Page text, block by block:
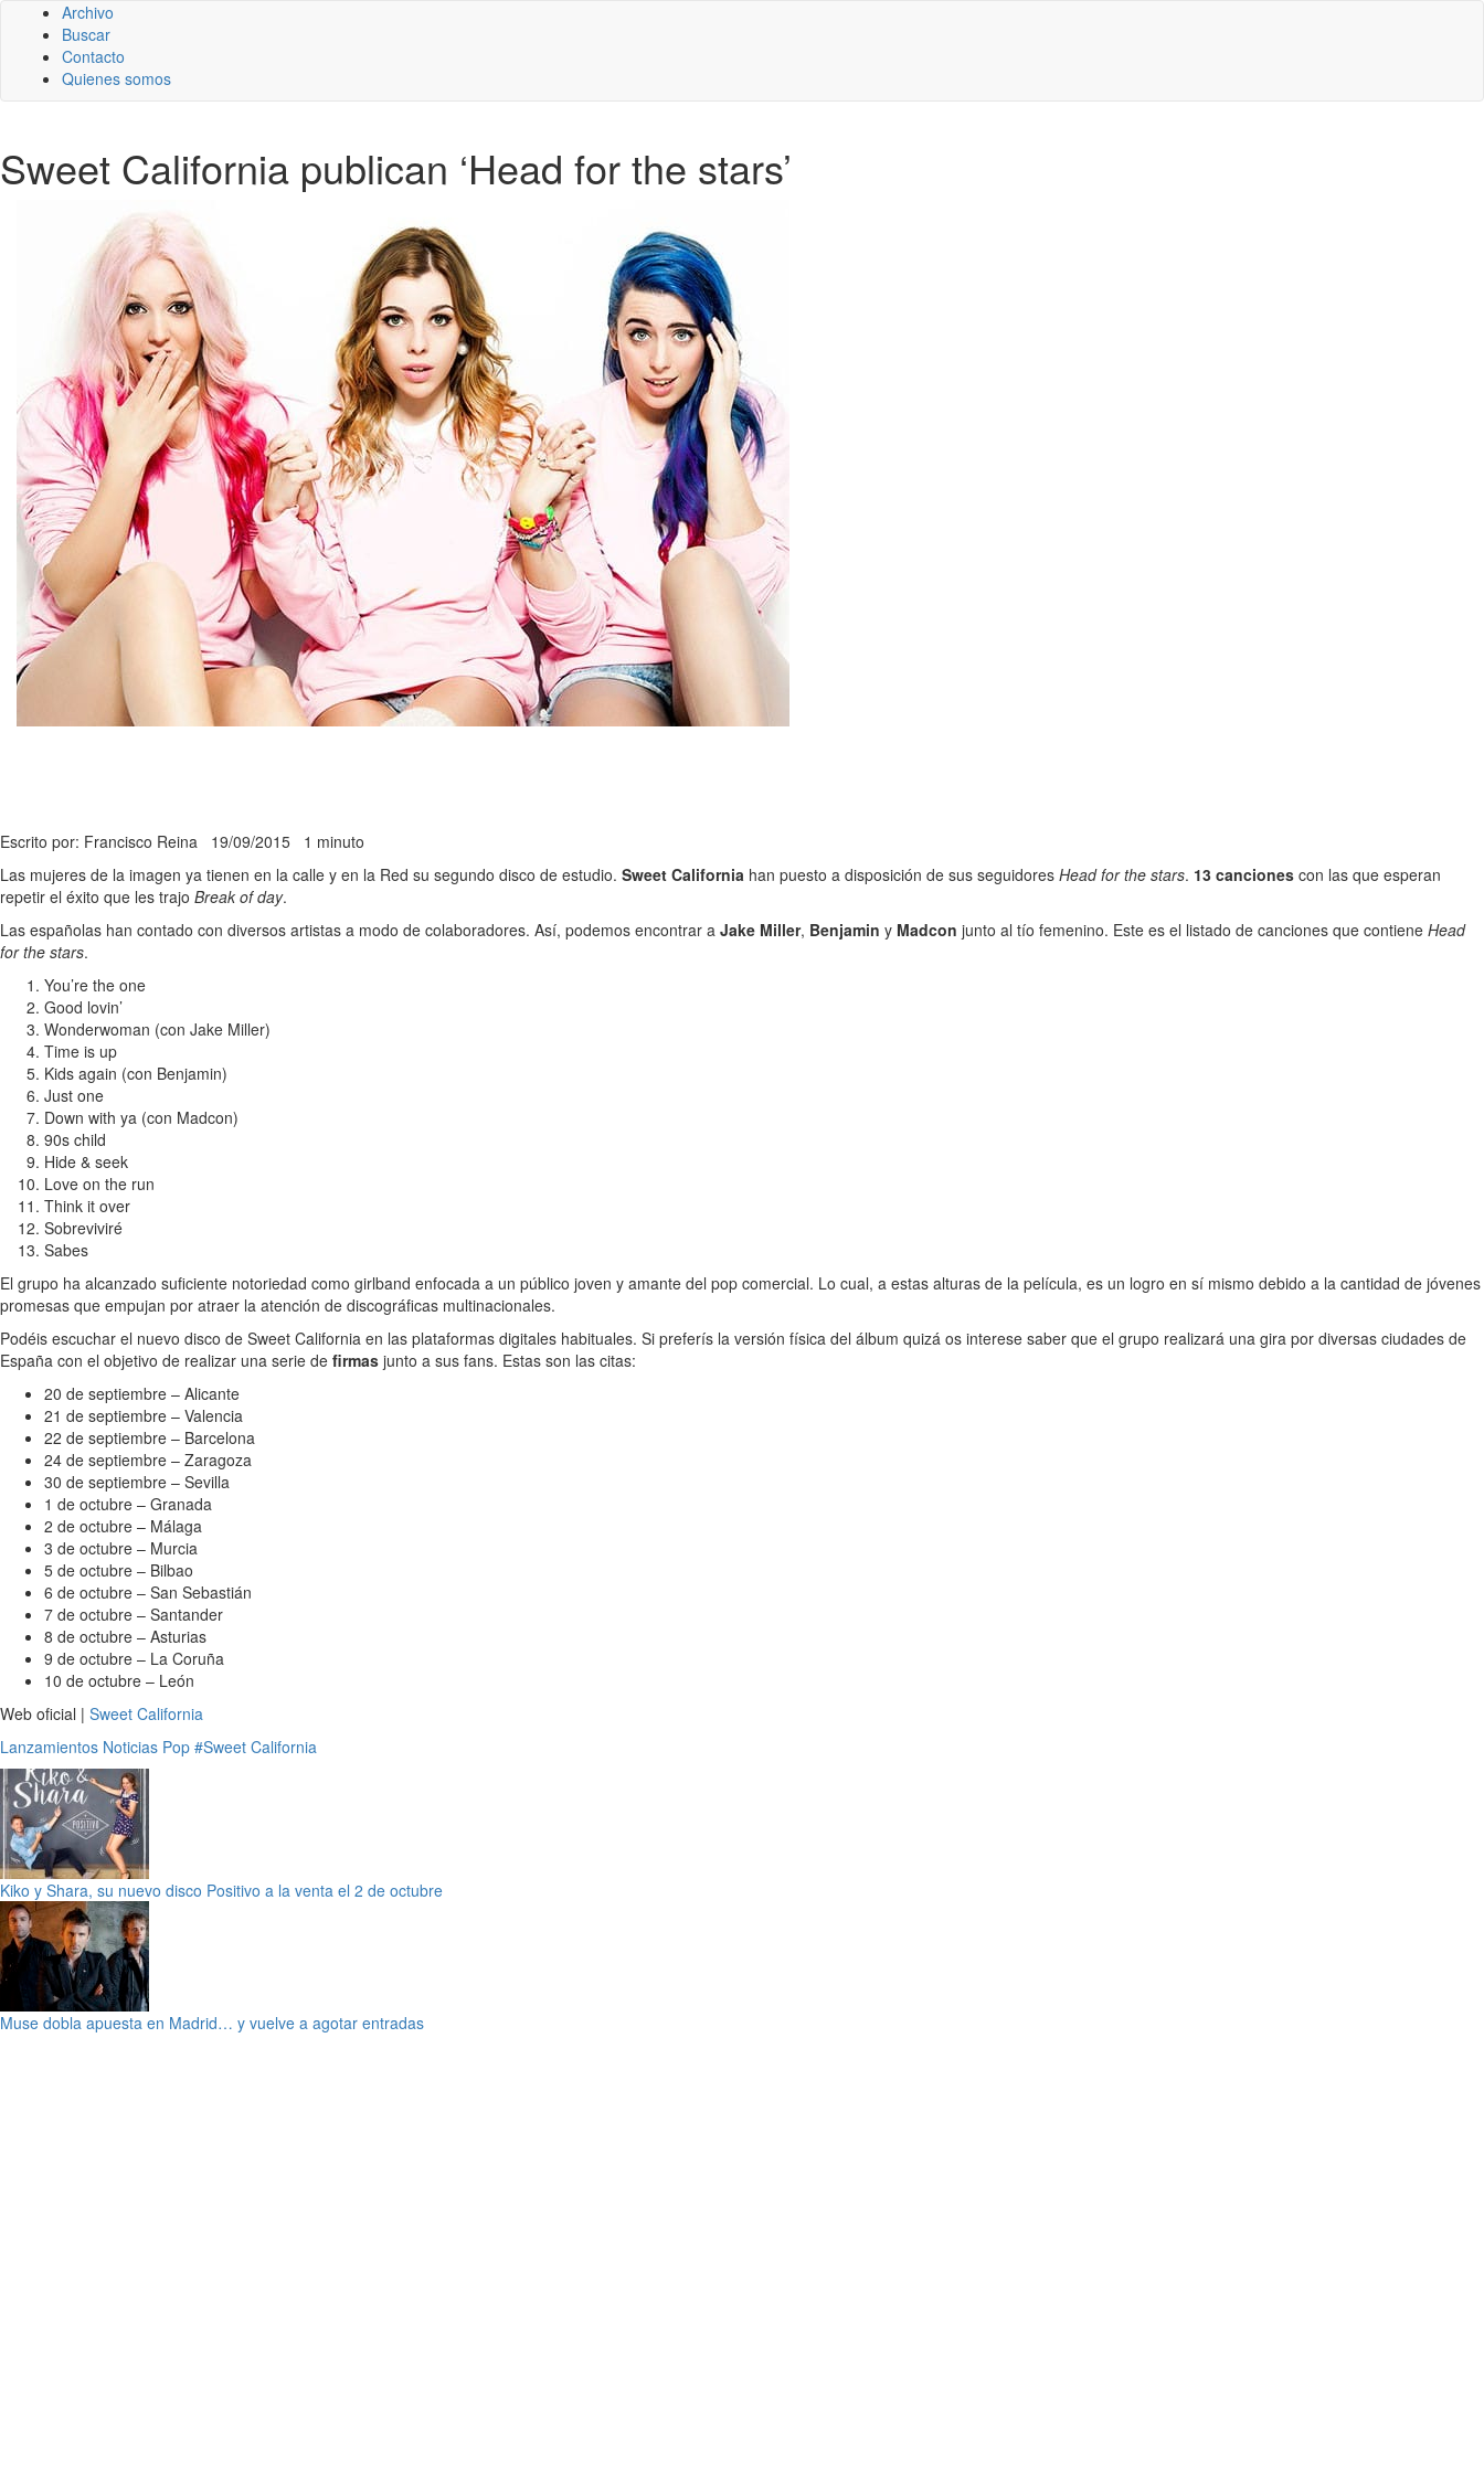
Archivo
Buscar
Contacto
Quienes somos
Sweet California publican ‘Head for the stars’
Escrito por: Francisco Reina 19/09/2015 1 minuto
Las mujeres de la imagen ya tienen en la calle y en la Red su segundo disco de estudio. Sweet California han puesto a disposición de sus seguidores Head for the stars. 13 canciones con las que esperan
repetir el éxito que les trajo Break of day.
Las españolas han contado con diversos artistas a modo de colaboradores. Así, podemos encontrar a Jake Miller, Benjamin y Madcon junto al tío femenino. Este es el listado de canciones que contiene Head
for the stars.
You’re the one
Good lovin’
Wonderwoman (con Jake Miller)
Time is up
Kids again (con Benjamin)
Just one
Down with ya (con Madcon)
90s child
Hide & seek
Love on the run
Think it over
Sobreviviré
Sabes
El grupo ha alcanzado suficiente notoriedad como girlband enfocada a un público joven y amante del pop comercial. Lo cual, a estas alturas de la película, es un logro en sí mismo debido a la cantidad de jóvenes
promesas que empujan por atraer la atención de discográficas multinacionales.
Podéis escuchar el nuevo disco de Sweet California en las plataformas digitales habituales. Si preferís la versión física del álbum quizá os interese saber que el grupo realizará una gira por diversas ciudades de
España con el objetivo de realizar una serie de firmas junto a sus fans. Estas son las citas:
20 de septiembre – Alicante
21 de septiembre – Valencia
22 de septiembre – Barcelona
24 de septiembre – Zaragoza
30 de septiembre – Sevilla
1 de octubre – Granada
2 de octubre – Málaga
3 de octubre – Murcia
5 de octubre – Bilbao
6 de octubre – San Sebastián
7 de octubre – Santander
8 de octubre – Asturias
9 de octubre – La Coruña
10 de octubre – León
Web oficial | Sweet California
Lanzamientos Noticias Pop #Sweet California
Kiko y Shara, su nuevo disco Positivo a la venta el 2 de octubre
Muse dobla apuesta en Madrid… y vuelve a agotar entradas